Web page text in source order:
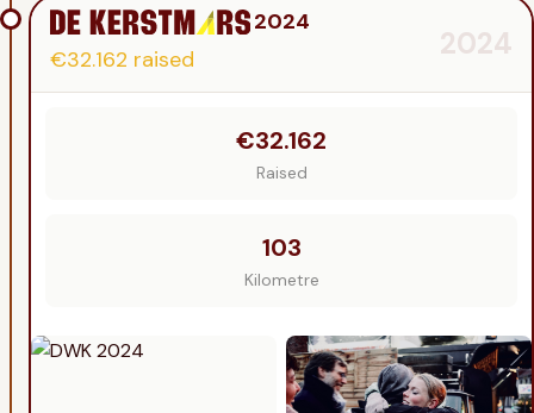
2024
€32.162 raised 2024
€32.162
Raised
103
Kilometre